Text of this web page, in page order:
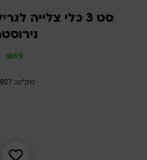
סט 3 כלי צלייה
69
₪
מק"ט: 1827